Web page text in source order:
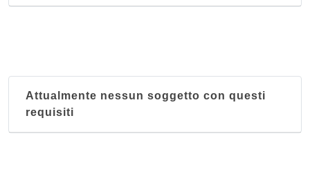
Attualmente nessun soggetto con questi
requisiti